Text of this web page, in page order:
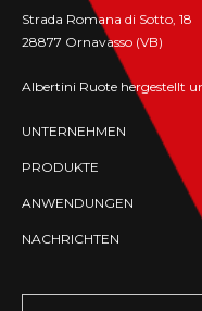
Strada Romana di Sotto, 18
28877 Ornavasso (VB)
Albertini Ruote hergestellt
UNTERNEHMEN
PRODUKTE
ANWENDUNGEN
NACHRICHTEN